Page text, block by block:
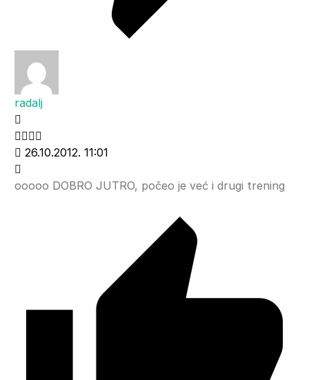
radalj
26.10.2012. 11:01
ooooo DOBRO JUTRO, počeo je već i drugi trening